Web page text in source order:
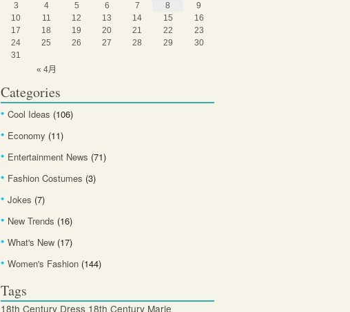
« 4月
3
4 5 6 7 8
9
10
11 12 13 14 15
16
17
18 19 20 21 22
23
24
25 26 27 28 29
30
31
Categories
Cool Ideas (106)
Economy (11)
Entertainment News (71)
Fashion Costumes (3)
Jokes (7)
New Trends (16)
What's New (17)
Women's Fashion (144)
Tags
18th Century Dress 18th Century Marie